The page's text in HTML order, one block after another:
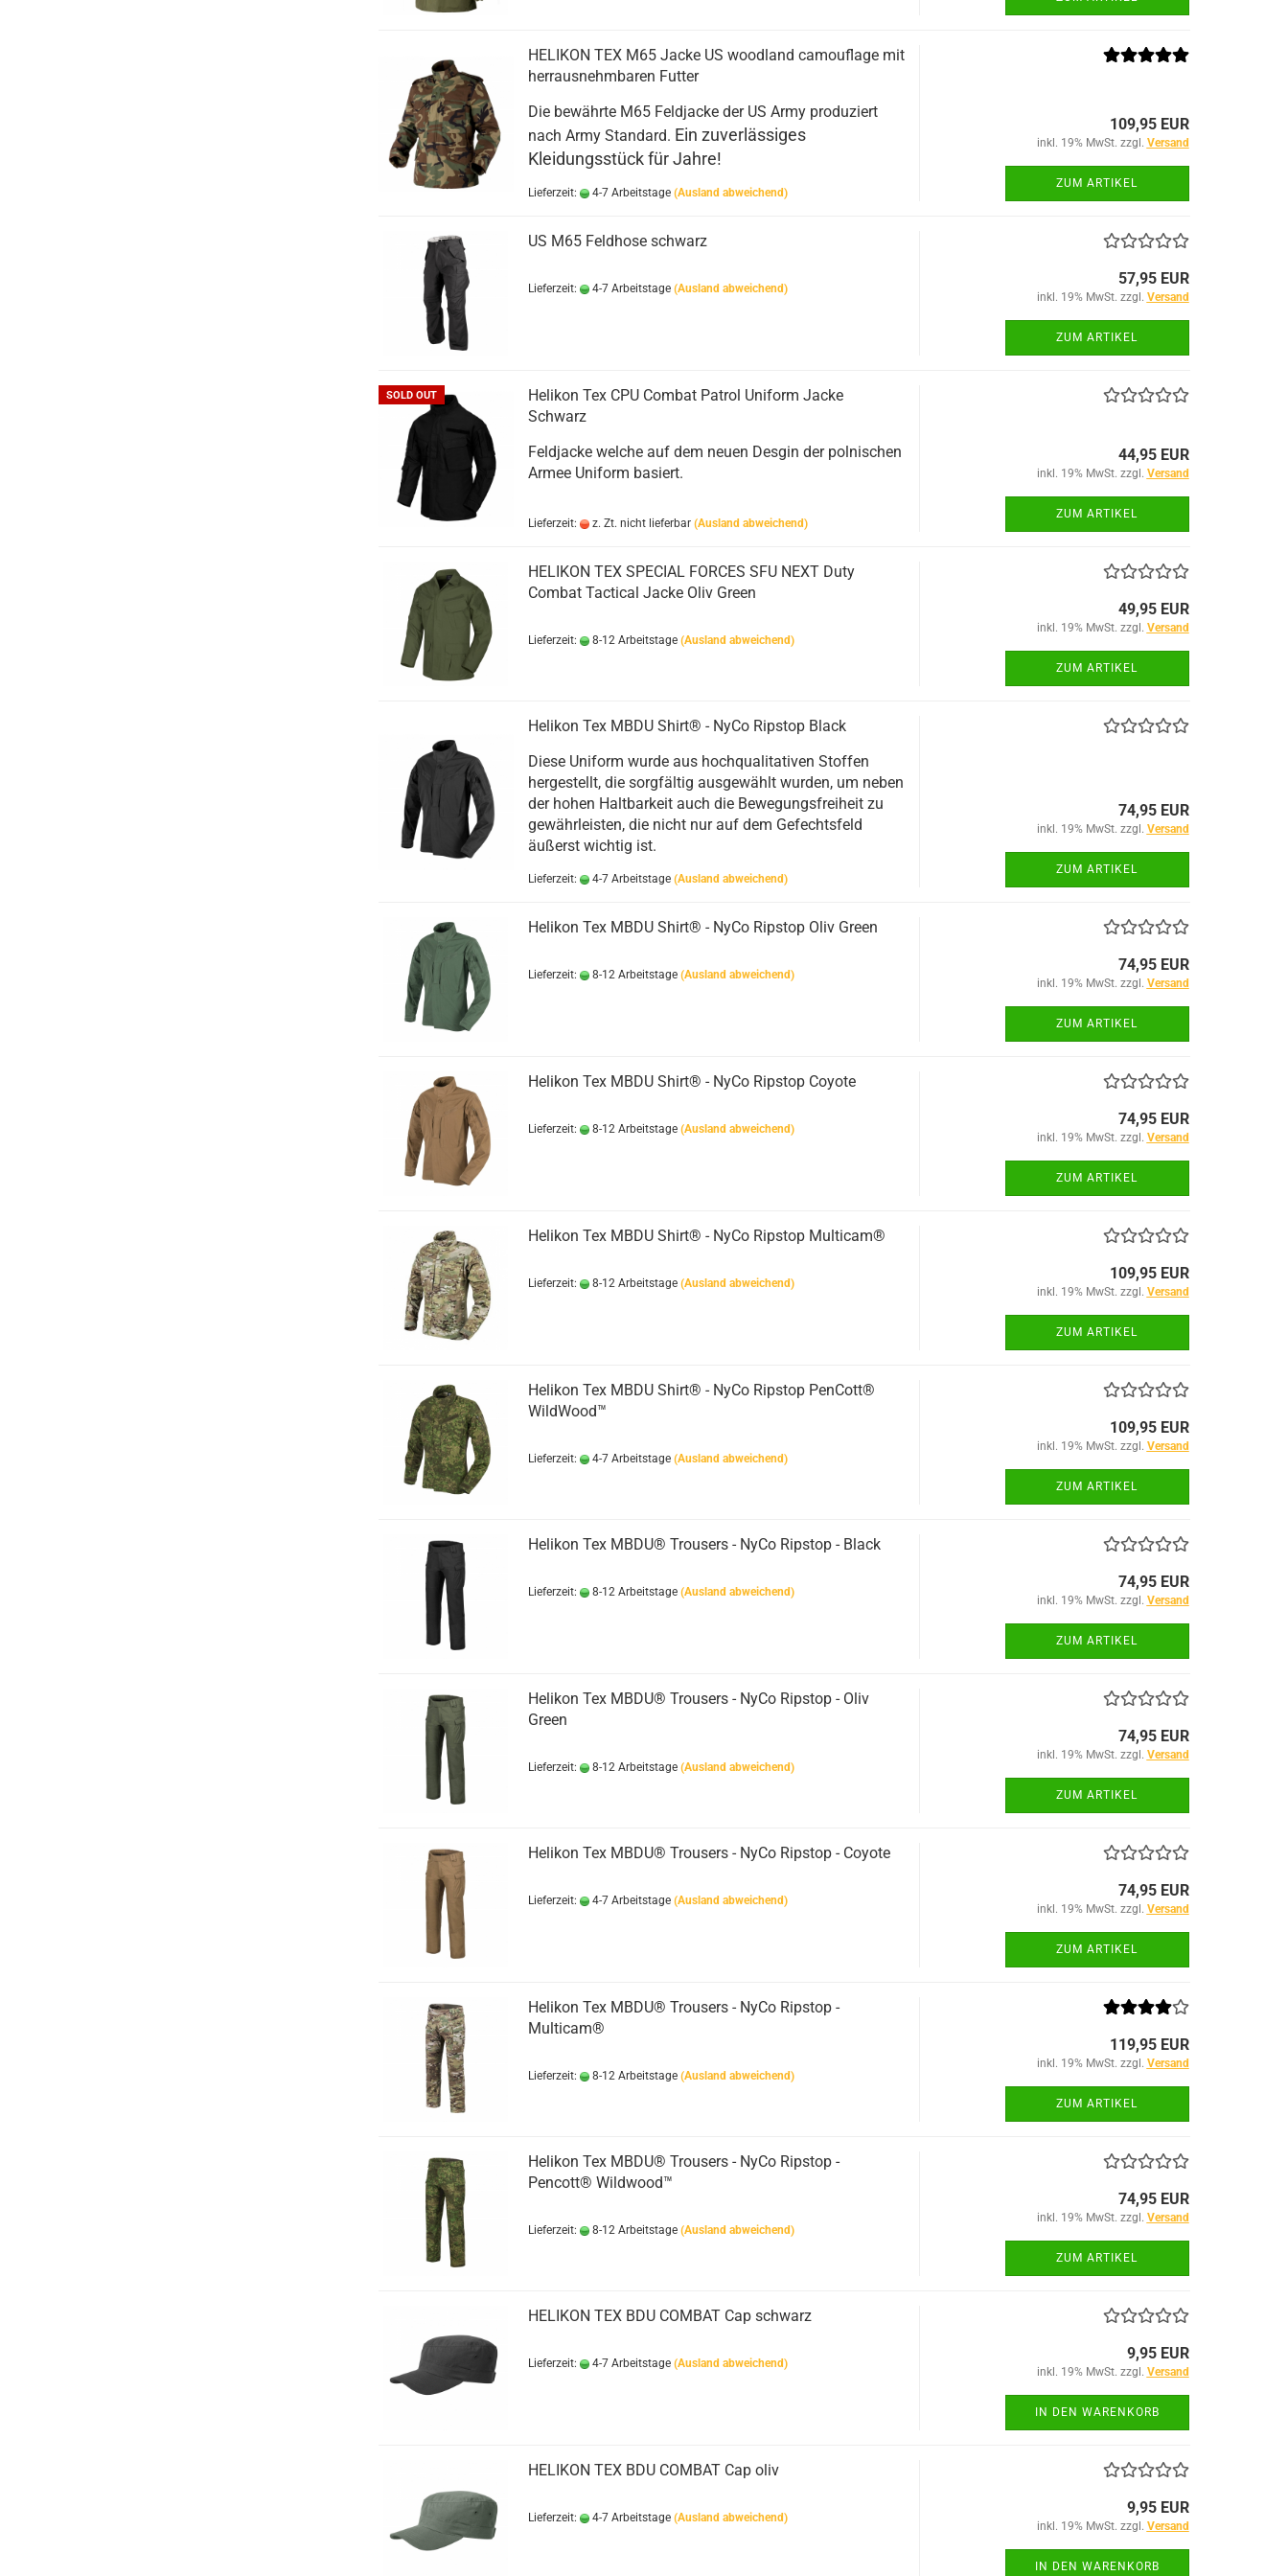
HELIKON TEX M65 Jacke US woodland camouflage mit
herrausnehmbaren Futter
Die bewährte M65 Feldjacke der US Army produziert
nach Army Standard. Ein zuverlässiges
Kleidungsstück für Jahre!
Lieferzeit: 4-7 Arbeitstage (Ausland abweichend)
109,95 EUR
inkl. 19% MwSt. zzgl. Versand
ZUM ARTIKEL
US M65 Feldhose schwarz
Lieferzeit: 4-7 Arbeitstage (Ausland abweichend)
57,95 EUR
inkl. 19% MwSt. zzgl. Versand
ZUM ARTIKEL
SOLD OUT
Helikon Tex CPU Combat Patrol Uniform Jacke
Schwarz
Feldjacke welche auf dem neuen Desgin der polnischen
Armee Uniform basiert.
Lieferzeit: z. Zt. nicht lieferbar (Ausland abweichend)
44,95 EUR
inkl. 19% MwSt. zzgl. Versand
ZUM ARTIKEL
HELIKON TEX SPECIAL FORCES SFU NEXT Duty
Combat Tactical Jacke Oliv Green
Lieferzeit: 8-12 Arbeitstage (Ausland abweichend)
49,95 EUR
inkl. 19% MwSt. zzgl. Versand
ZUM ARTIKEL
Helikon Tex MBDU Shirt® - NyCo Ripstop Black
Diese Uniform wurde aus hochqualitativen Stoffen
hergestellt, die sorgfältig ausgewählt wurden, um neben
der hohen Haltbarkeit auch die Bewegungsfreiheit zu
gewährleisten, die nicht nur auf dem Gefechtsfeld
äußerst wichtig ist.
Lieferzeit: 4-7 Arbeitstage (Ausland abweichend)
74,95 EUR
inkl. 19% MwSt. zzgl. Versand
ZUM ARTIKEL
Helikon Tex MBDU Shirt® - NyCo Ripstop Oliv Green
Lieferzeit: 8-12 Arbeitstage (Ausland abweichend)
74,95 EUR
inkl. 19% MwSt. zzgl. Versand
ZUM ARTIKEL
Helikon Tex MBDU Shirt® - NyCo Ripstop Coyote
Lieferzeit: 8-12 Arbeitstage (Ausland abweichend)
74,95 EUR
inkl. 19% MwSt. zzgl. Versand
ZUM ARTIKEL
Helikon Tex MBDU Shirt® - NyCo Ripstop Multicam®
Lieferzeit: 8-12 Arbeitstage (Ausland abweichend)
109,95 EUR
inkl. 19% MwSt. zzgl. Versand
ZUM ARTIKEL
Helikon Tex MBDU Shirt® - NyCo Ripstop PenCott®
WildWood™
Lieferzeit: 4-7 Arbeitstage (Ausland abweichend)
109,95 EUR
inkl. 19% MwSt. zzgl. Versand
ZUM ARTIKEL
Helikon Tex MBDU® Trousers - NyCo Ripstop - Black
Lieferzeit: 8-12 Arbeitstage (Ausland abweichend)
74,95 EUR
inkl. 19% MwSt. zzgl. Versand
ZUM ARTIKEL
Helikon Tex MBDU® Trousers - NyCo Ripstop - Oliv
Green
Lieferzeit: 8-12 Arbeitstage (Ausland abweichend)
74,95 EUR
inkl. 19% MwSt. zzgl. Versand
ZUM ARTIKEL
Helikon Tex MBDU® Trousers - NyCo Ripstop - Coyote
Lieferzeit: 4-7 Arbeitstage (Ausland abweichend)
74,95 EUR
inkl. 19% MwSt. zzgl. Versand
ZUM ARTIKEL
Helikon Tex MBDU® Trousers - NyCo Ripstop -
Multicam®
Lieferzeit: 8-12 Arbeitstage (Ausland abweichend)
119,95 EUR
inkl. 19% MwSt. zzgl. Versand
ZUM ARTIKEL
Helikon Tex MBDU® Trousers - NyCo Ripstop -
Pencott® Wildwood™
Lieferzeit: 8-12 Arbeitstage (Ausland abweichend)
74,95 EUR
inkl. 19% MwSt. zzgl. Versand
ZUM ARTIKEL
HELIKON TEX BDU COMBAT Cap schwarz
Lieferzeit: 4-7 Arbeitstage (Ausland abweichend)
9,95 EUR
inkl. 19% MwSt. zzgl. Versand
IN DEN WARENKORB
HELIKON TEX BDU COMBAT Cap oliv
Lieferzeit: 4-7 Arbeitstage (Ausland abweichend)
9,95 EUR
inkl. 19% MwSt. zzgl. Versand
IN DEN WARENKORB